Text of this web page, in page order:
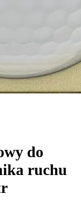
do
ruchu